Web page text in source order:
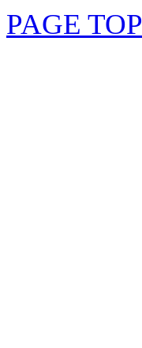
PAGE TOP